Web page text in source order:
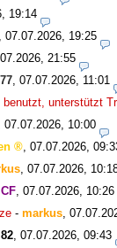
19:14
07.07.2026, 19:25
21:55
07.07.2026, 11:01
unterstützt
07.07.2026, 10:00
07.07.2026,
07.07.2026,
CF 07.07.2026, 10:26
- markus
07.07.2026, 09:43